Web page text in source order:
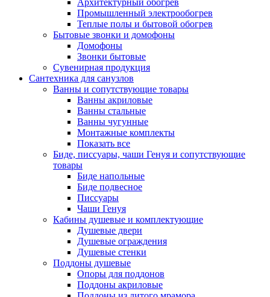
Архитектурный обогрев
Промышленный электрообогрев
Теплые полы и бытовой обогрев
Бытовые звонки и домофоны
Домофоны
Звонки бытовые
Сувенирная продукция
Сантехника для санузлов
Ванны и сопутствующие товары
Ванны акриловые
Ванны стальные
Ванны чугунные
Монтажные комплекты
Показать все
Биде, писсуары, чаши Генуя и сопутствующие
товары
Биде напольные
Биде подвесное
Писсуары
Чаши Генуя
Кабины душевые и комплектующие
Душевые двери
Душевые ограждения
Душевые стенки
Поддоны душевые
Опоры для поддонов
Поддоны акриловые